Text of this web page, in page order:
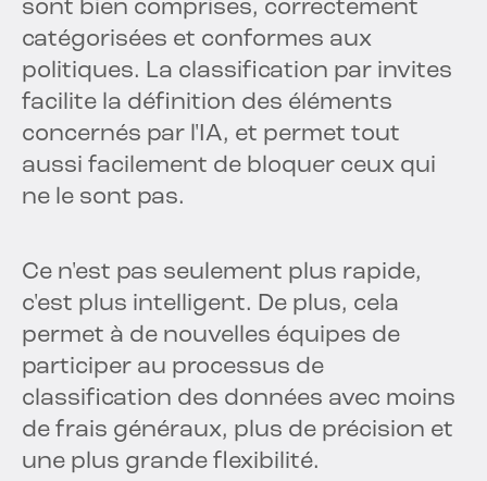
sont bien comprises, correctement
catégorisées et conformes aux
politiques. La classification par invites
facilite la définition des éléments
concernés par l'IA, et permet tout
aussi facilement de bloquer ceux qui
ne le sont pas.
Ce n'est pas seulement plus rapide,
c'est plus intelligent. De plus, cela
permet à de nouvelles équipes de
participer au processus de
classification des données avec moins
de frais généraux, plus de précision et
une plus grande flexibilité.